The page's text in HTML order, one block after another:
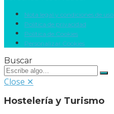
Nota legal y condiciones de uso
Política de privacidad
Política de Cookies
Personalizar Cookies
Buscar
Close ✕
Hostelería y Turismo